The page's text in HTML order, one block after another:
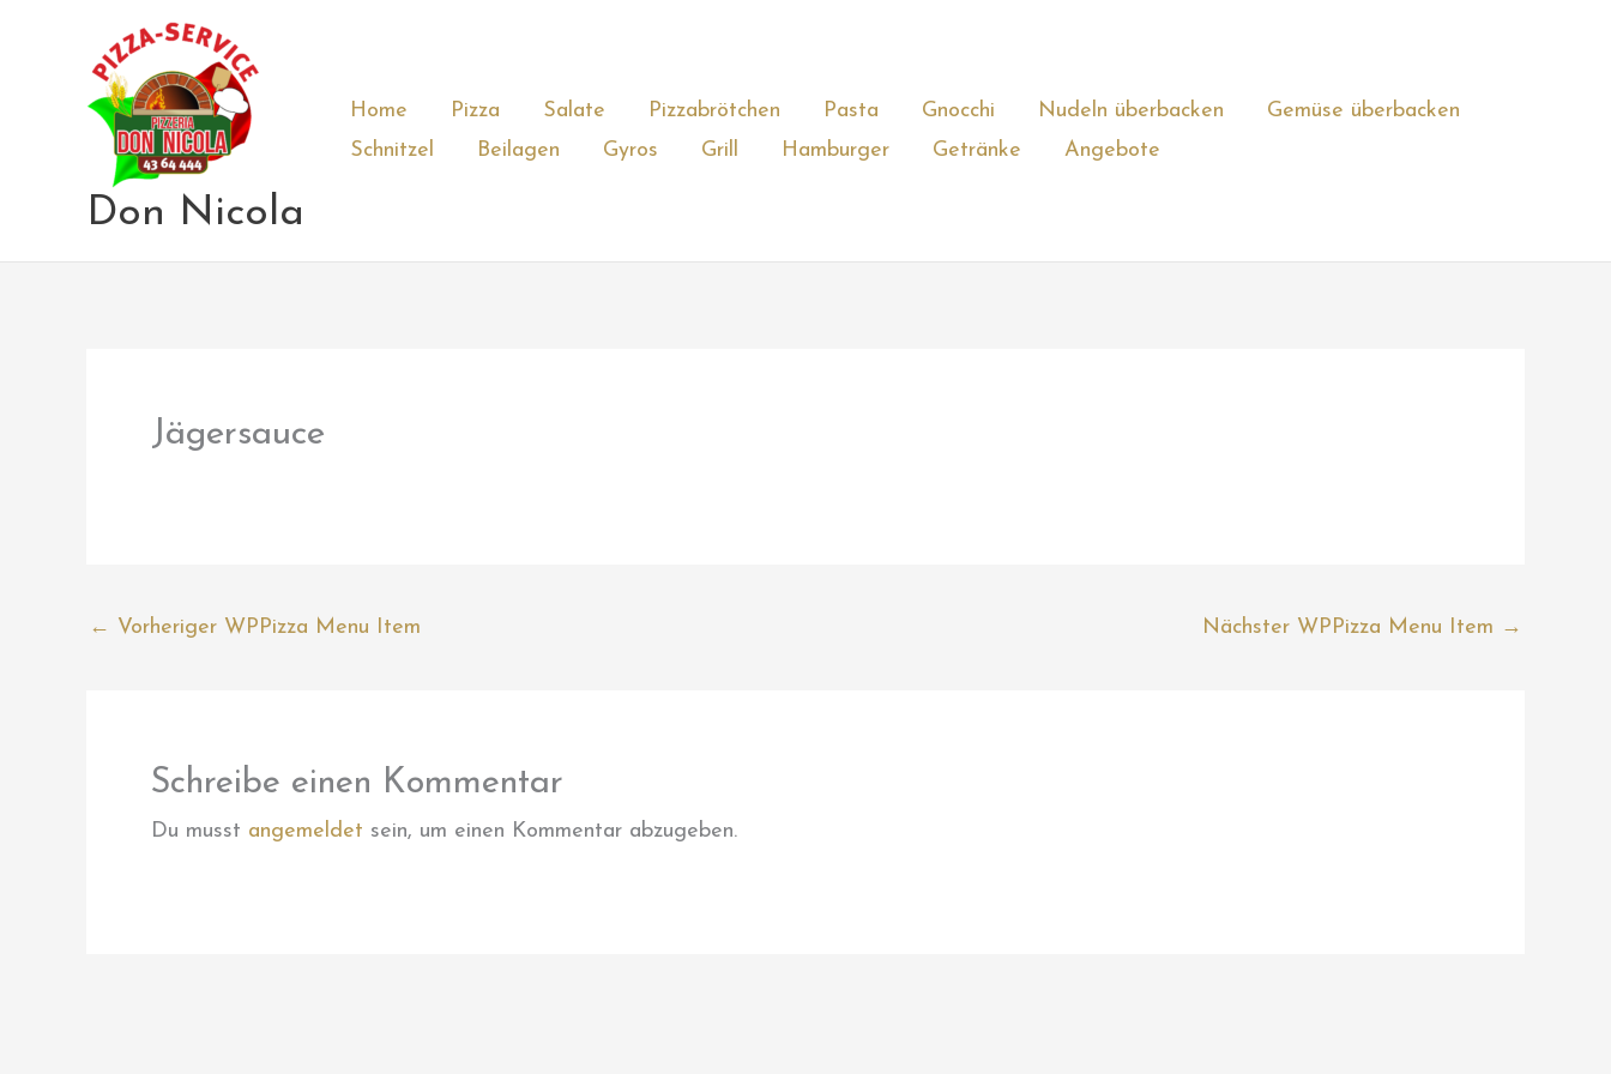
Don Nicola
Home Pizza Salate Pizzabrötchen Pasta Gnocchi Nudeln überbacken
Gemüse überbacken
Schnitzel
Beilagen Gyros Grill Hamburger Getränke Angebote
Jägersauce
← Vorheriger WPPizza Menu Item Nächster WPPizza Menu Item →
Schreibe einen Kommentar
Du musst angemeldet sein, um einen Kommentar abzugeben.